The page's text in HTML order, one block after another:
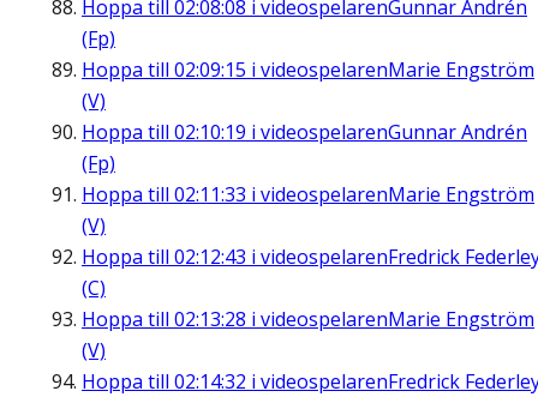
Hoppa till 02:08:08 i videospelarenGunnar Andrén
(Fp)
Hoppa till 02:09:15 i videospelarenMarie Engström
(V)
Hoppa till 02:10:19 i videospelarenGunnar Andrén
(Fp)
Hoppa till 02:11:33 i videospelarenMarie Engström
(V)
Hoppa till 02:12:43 i videospelarenFredrick
(C)
Hoppa till 02:13:28 i videospelarenMarie Engström
(V)
Hoppa till 02:14:32 i videospelarenFredrick